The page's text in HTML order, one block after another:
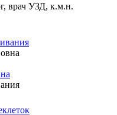
врач УЗД, к.м.н.